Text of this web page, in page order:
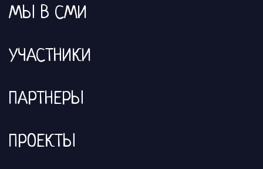
МЫ В СМИ
УЧАСТНИКИ
ПАРТНЕРЫ
ПРОЕКТЫ